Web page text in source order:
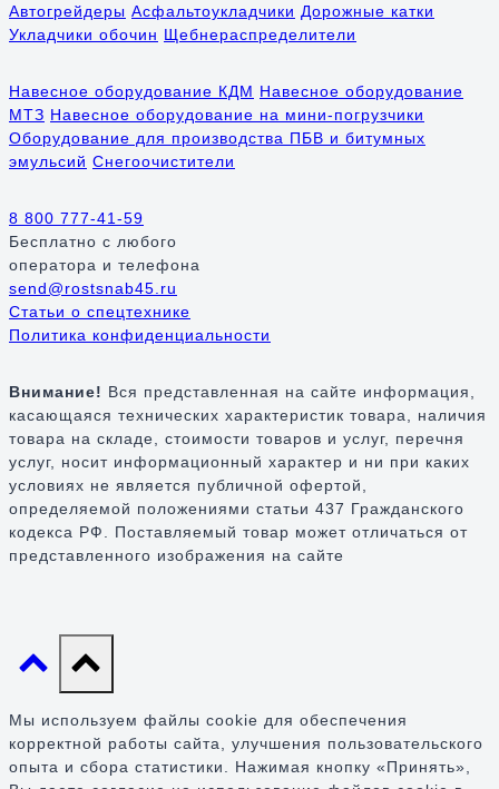
Автогрейдеры Асфальтоукладчики Дорожные катки
Укладчики обочин Щебнераспределители
Навесное оборудование КДМ Навесное оборудование
МТЗ Навесное оборудование на мини-погрузчики
Оборудование для производства ПБВ и битумных
эмульсий Снегоочистители
8 800 777-41-59
Бесплатно с любого
оператора и телефона
send@rostsnab45.ru
Статьи о спецтехнике
Политика конфиденциальности
Внимание! Вся представленная на сайте информация,
касающаяся технических характеристик товара, наличия
товара на складе, стоимости товаров и услуг, перечня
услуг, носит информационный характер и ни при каких
условиях не является публичной офертой,
определяемой положениями статьи 437 Гражданского
кодекса РФ. Поставляемый товар может отличаться от
представленного изображения на сайте
Мы используем файлы cookie для обеспечения
корректной работы сайта, улучшения пользовательского
опыта и сбора статистики. Нажимая кнопку «Принять»,